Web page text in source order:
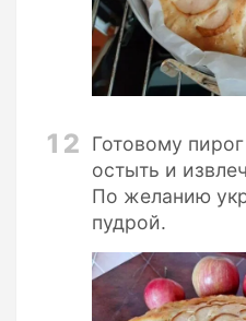
12
Готовому
остыть и
По желанию
пудрой.